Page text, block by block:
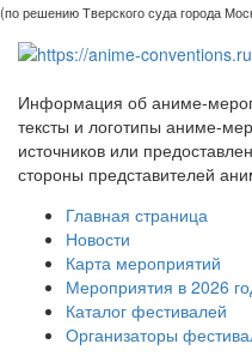
(по решению Тверского суда города
Информация об аниме-
тексты и логотипы аниме-
источников или
стороны представителей
Главная страница
Новости
Карта мероприятий
Мероприятия в 2026
Каталог фестивалей
Организаторы